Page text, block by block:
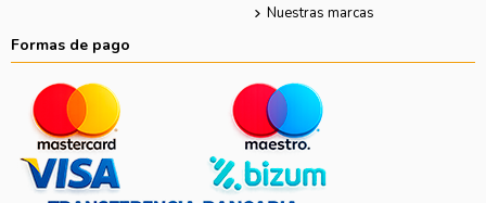
Nuestras marcas
Formas de pago